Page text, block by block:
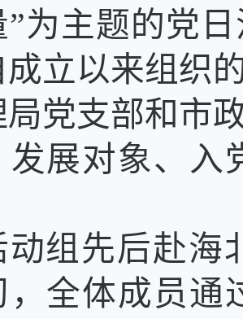
”为主题的党
成立以来组织
局党支部和市
发展对象、入
动组先后赴海
全体成员通